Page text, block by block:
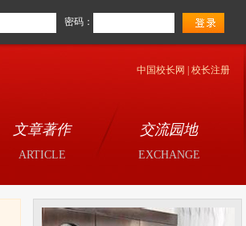
密码：
中国校长网 校长注册
文章著作 交流园地
ARTICLE EXCHANGE